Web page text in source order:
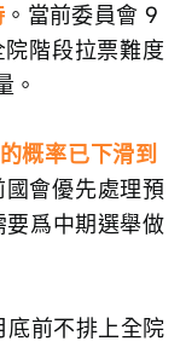
。當前委員會 9
階段拉票難度
。
概率已下滑到
會優先處理預
爲中期選舉做
前不排上全院